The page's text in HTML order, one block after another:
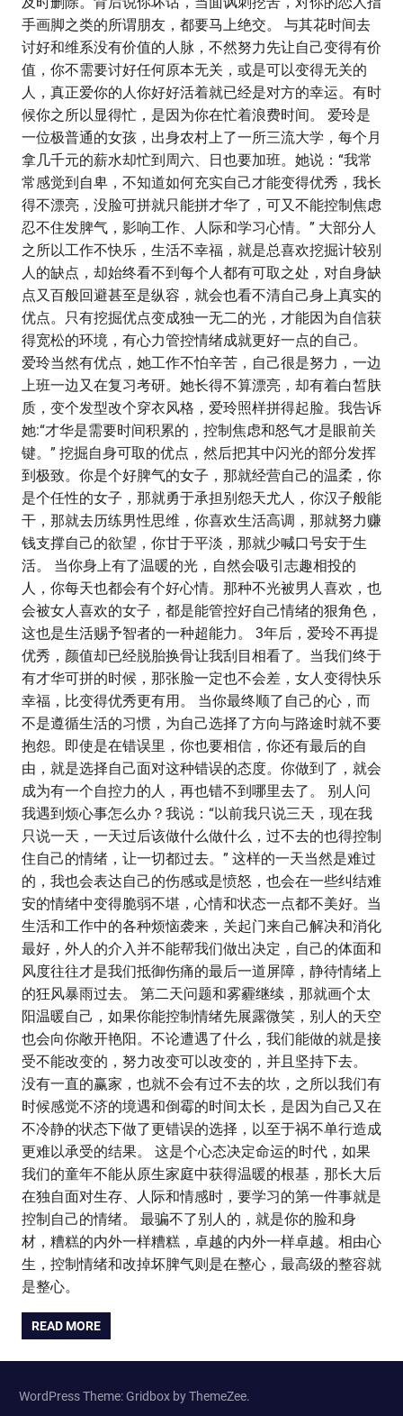
手画脚之类的所谓朋友，都要马上绝交。 与其花时间去
讨好和维系没有价值的人脉，不然努力先让自己变得有价
值，你不需要讨好任何原本无关，或是可以变得无关的
人，真正爱你的人你好好活着就已经是对方的幸运。有时
候你之所以显得忙，是因为你在忙着浪费时间。 爱玲是
一位极普通的女孩，出身农村上了一所三流大学，每个月
拿几千元的薪水却忙到周六、日也要加班。她说：“我常
常感觉到自卑，不知道如何充实自己才能变得优秀，我长
得不漂亮，没脸可拼就只能拼才华了，可又不能控制焦虑
忍不住发脾气，影响工作、人际和学习心情。” 大部分人
之所以工作不快乐，生活不幸福，就是总喜欢挖掘计较别
人的缺点，却始终看不到每个人都有可取之处，对自身缺
点又百般回避甚至是纵容，就会也看不清自己身上真实的
优点。只有挖掘优点变成独一无二的光，才能因为自信获
得宽松的环境，有心力管控情绪成就更好一点的自己。
爱玲当然有优点，她工作不怕辛苦，自己很是努力，一边
上班一边又在复习考研。她长得不算漂亮，却有着白皙肤
质，变个发型改个穿衣风格，爱玲照样拼得起脸。我告诉
她:“才华是需要时间积累的，控制焦虑和怒气才是眼前关
键。” 挖掘自身可取的优点，然后把其中闪光的部分发挥
到极致。你是个好脾气的女子，那就经营自己的温柔，你
是个任性的女子，那就勇于承担别怨天尤人，你汉子般能
干，那就去历练男性思维，你喜欢生活高调，那就努力赚
钱支撑自己的欲望，你甘于平淡，那就少喊口号安于生
活。 当你身上有了温暖的光，自然会吸引志趣相投的
人，你每天也都会有个好心情。那种不光被男人喜欢，也
会被女人喜欢的女子，都是能管控好自己情绪的狠角色，
这也是生活赐予智者的一种超能力。 3年后，爱玲不再提
优秀，颜值却已经脱胎换骨让我刮目相看了。当我们终于
有才华可拼的时候，那张脸一定也不会差，女人变得快乐
幸福，比变得优秀更有用。 当你最终顺了自己的心，而
不是遵循生活的习惯，为自己选择了方向与路途时就不要
抱怨。即使是在错误里，你也要相信，你还有最后的自
由，就是选择自己面对这种错误的态度。你做到了，就会
成为有一个自控力的人，再也错不到哪里去了。 别人问
我遇到烦心事怎么办？我说：“以前我只说三天，现在我
只说一天，一天过后该做什么做什么，过不去的也得控制
住自己的情绪，让一切都过去。” 这样的一天当然是难过
的，我也会表达自己的伤感或是愤怒，也会在一些纠结难
安的情绪中变得脆弱不堪，心情和状态一点都不美好。当
生活和工作中的各种烦恼袭来，关起门来自己解决和消化
最好，外人的介入并不能帮我们做出决定，自己的体面和
风度往往才是我们抵御伤痛的最后一道屏障，静待情绪上
的狂风暴雨过去。 第二天问题和雾霾继续，那就画个太
阳温暖自己，如果你能控制情绪先展露微笑，别人的天空
也会向你敞开艳阳。不论遭遇了什么，我们能做的就是接
受不能改变的，努力改变可以改变的，并且坚持下去。
没有一直的赢家，也就不会有过不去的坎，之所以我们有
时候感觉不济的境遇和倒霉的时间太长，是因为自己又在
不冷静的状态下做了更错误的选择，以至于祸不单行造成
更难以承受的结果。 这是个心态决定命运的时代，如果
我们的童年不能从原生家庭中获得温暖的根基，那长大后
在独自面对生存、人际和情感时，要学习的第一件事就是
控制自己的情绪。 最骗不了别人的，就是你的脸和身
材，糟糕的内外一样糟糕，卓越的内外一样卓越。相由心
生，控制情绪和改掉坏脾气则是在整心，最高级的整容就
是整心。
READ MORE
WordPress Theme: Gridbox by ThemeZee.